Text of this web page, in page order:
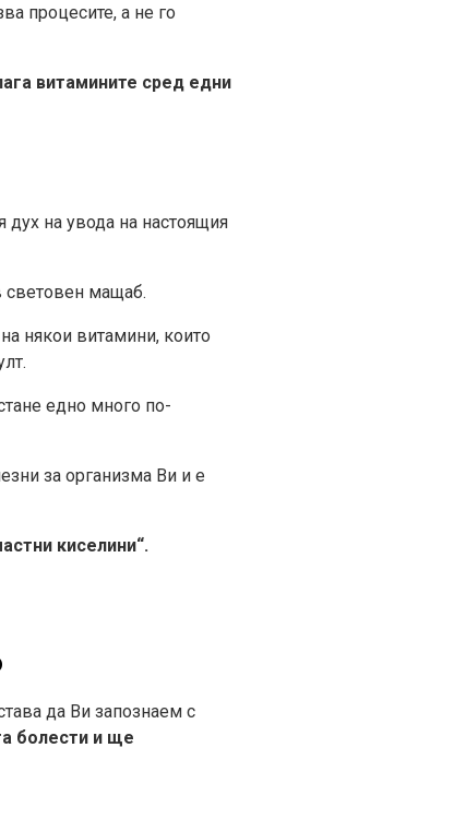
процесите, а не го
витамините сред едни
на увода на настоящия
световен мащаб.
някои витамини, които
едно много по-
за организма Ви и е
киселини“.
да Ви запознаем с
болести и ще